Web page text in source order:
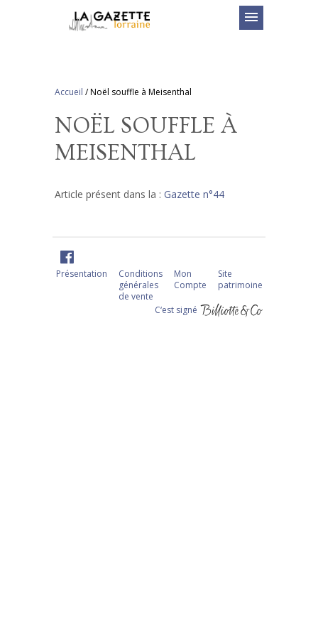
menu
Accueil /Noël souffle à Meisenthal
NOËL SOUFFLE À
MEISENTHAL
Article présent dans la : Gazette n°44
Présentation
Conditions
générales
de vente
Mon
Compte
Site
patrimoine
C‘est signé